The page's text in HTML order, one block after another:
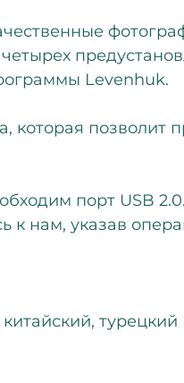
Levenhuk.
позволит
порт USB 2.0.
к нам, указав
турецкий